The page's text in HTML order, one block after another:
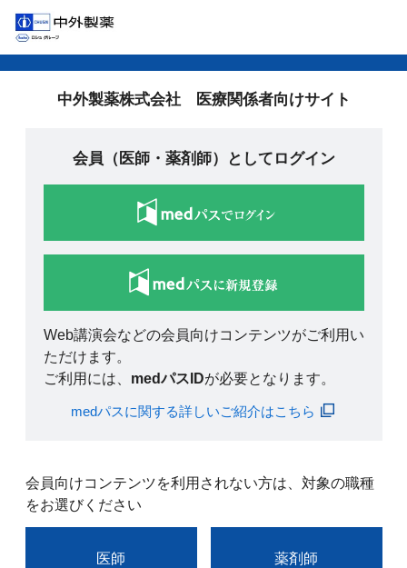
中外製薬株式会社 医療関係者向けサイト
会員（医師・薬剤師）としてログイン
Web講演会などの会員向けコンテンツがご利用い
ただけます。
ご利用には、 medパスIDが必要となります。
medパスに関する詳しいご紹介はこちら
会員向けコンテンツを利用されない方は、対象の職種
をお選びください
医師 薬剤師